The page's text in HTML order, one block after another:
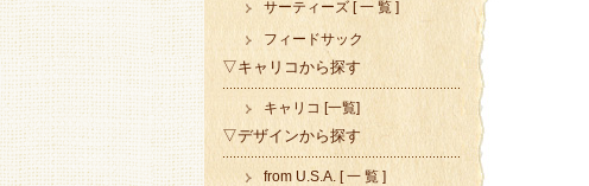
サーティーズ [ 一 覧 ]
フィードサック
▽キャリコから探す
キャリコ [一覧]
▽デザインから探す
from U.S.A. [ 一 覧 ]